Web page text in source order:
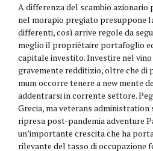
A differenza del scambio azionario
nel morapio pregiato presuppone
differenti, così arrive regole da
meglio il propriétaire portafoglio
capitale investito. Investire nel vino
gravemente redditizio, oltre che di
mum occorre tenere a new mente
addentrarsi in corrente settore.
Grecia, ma veterans
ripresa post-pandemia adventure
un’importante crescita che ha
rilevante del tasso di occupazione